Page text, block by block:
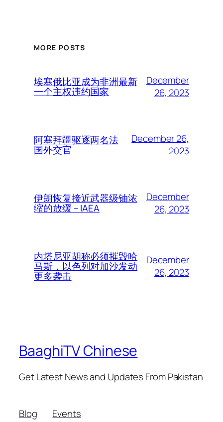
MORE POSTS
埃塞俄比亚成为非洲最新
一个主权违约国家
December
26, 2023
阿塞拜疆驱逐两名法
国外交官
December 26,
2023
伊朗恢复接近武器级铀浓
缩的放缓 – IAEA
December
26, 2023
内塔尼亚胡称必须摧毁哈
马斯，以色列对加沙发动
更多袭击
December
26, 2023
BaaghiTV Chinese
Get Latest News and Updates From Pakistan
Blog
Events